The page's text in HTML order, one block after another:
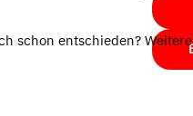
schon entschieden?